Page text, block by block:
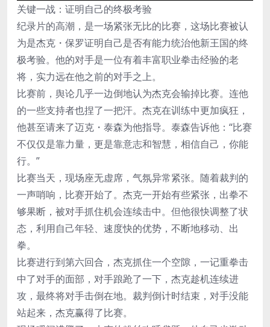
关键一战：证明自己的终极考验
纪录片的高潮，是一场紧张无比的比赛，这场比赛被认
为是杰克・保罗证明自己是否有能力统治他新王国的终
极考验。他的对手是一位有着丰富职业拳击经验的老
将，实力远在他之前的对手之上。
比赛前，舆论几乎一边倒地认为杰克会输掉比赛。连他
的一些支持者也捏了一把汗。杰克在训练中更加疯狂，
他甚至请来了迈克・泰森为他指导。泰森告诉他：“比赛
不仅仅是靠力量，更是靠意志和智慧，相信自己，你能
行。”
比赛当天，现场座无虚席，气氛异常紧张。随着裁判的
一声哨响，比赛开始了。杰克一开始有些紧张，出拳不
够果断，被对手抓住机会连续击中。但他很快调整了状
态，利用自己年轻、速度快的优势，不断地移动、出
拳。
比赛进行到第六回合，杰克抓住一个空隙，一记重拳击
中了对手的面部，对手踉跄了一下，杰克趁机连续进
攻，最终将对手击倒在地。裁判倒计时结束，对手没能
站起来，杰克赢得了比赛。